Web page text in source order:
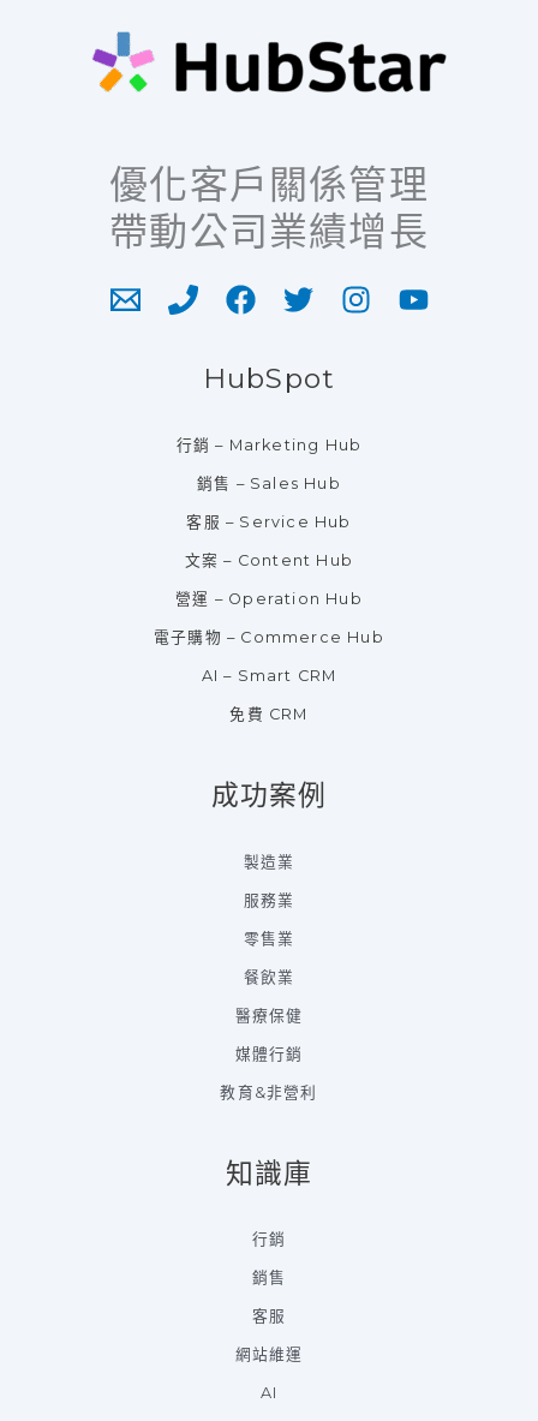
優化客戶關係管理
帶動公司業績增長
HubSpot
行銷 – Marketing Hub
銷售 – Sales Hub
客服 – Service Hub
文案 – Content Hub
營運 – Operation Hub
電子購物 – Commerce Hub
AI – Smart CRM
免費 CRM
成功案例
製造業
服務業
零售業
餐飲業
醫療保健
媒體行銷
教育&非營利
知識庫
行銷
銷售
客服
網站維運
AI